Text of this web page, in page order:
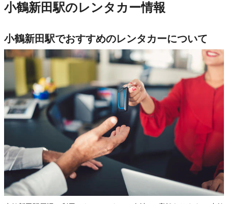
小鶴新田駅のレンタカー情報
小鶴新田駅でおすすめのレンタカーについて